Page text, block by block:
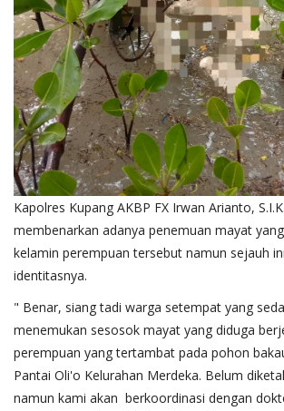
Kapolres Kupang AKBP FX Irwan Arianto,
membenarkan adanya penemuan mayat
kelamin perempuan tersebut namun sejauh
identitasnya.
" Benar, siang tadi warga setempat yang
menemukan sesosok mayat yang diduga
perempuan yang tertambat pada pohon
Pantai Oli'o Kelurahan Merdeka. Belum
namun kami akan berkoordinasi dengan